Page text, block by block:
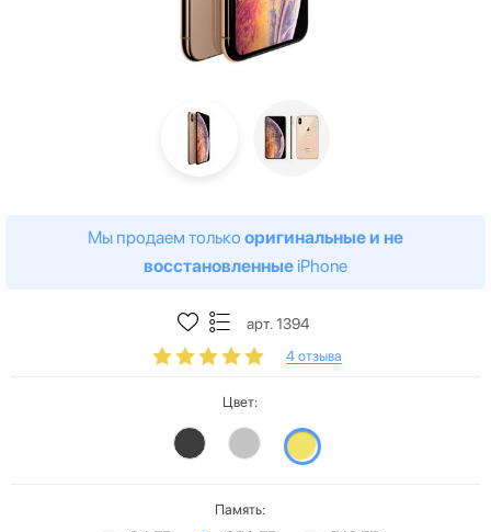
Мы продаем только оригинальные и не
восстановленные iPhone
арт. 1394
4 отзыва
Цвет:
Память: